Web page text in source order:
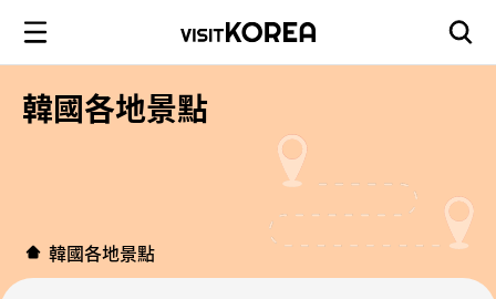
韓國各地景點
韓國各地景點